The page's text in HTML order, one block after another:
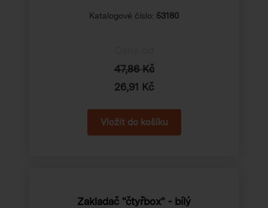
Katalogové číslo: 53180
47,86 Kč
26,91 Kč
Zakladač "čtyřbox" - bílý